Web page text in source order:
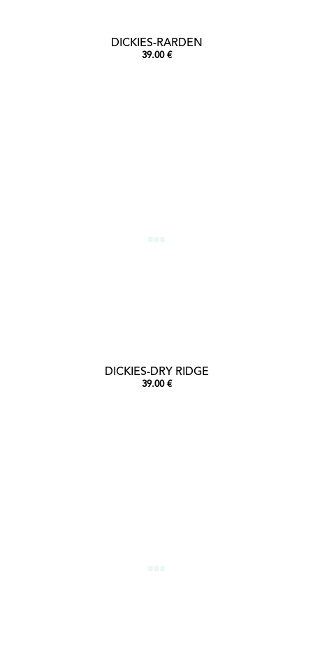
DICKIES-RARDEN
39.00 €
DICKIES-DRY RIDGE
39.00 €